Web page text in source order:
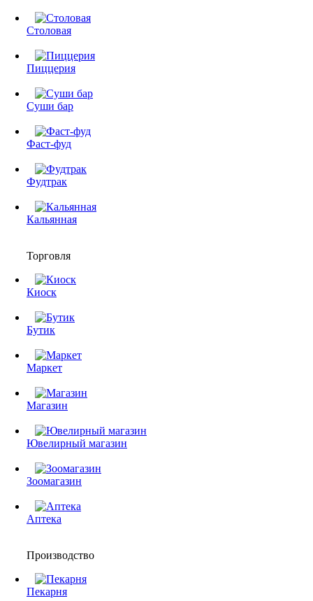
Столовая
Пиццерия
Суши бар
Фаст-фуд
Фудтрак
Кальянная
Торговля
Киоск
Бутик
Маркет
Магазин
Ювелирный магазин
Зоомагазин
Аптека
Производство
Пекарня